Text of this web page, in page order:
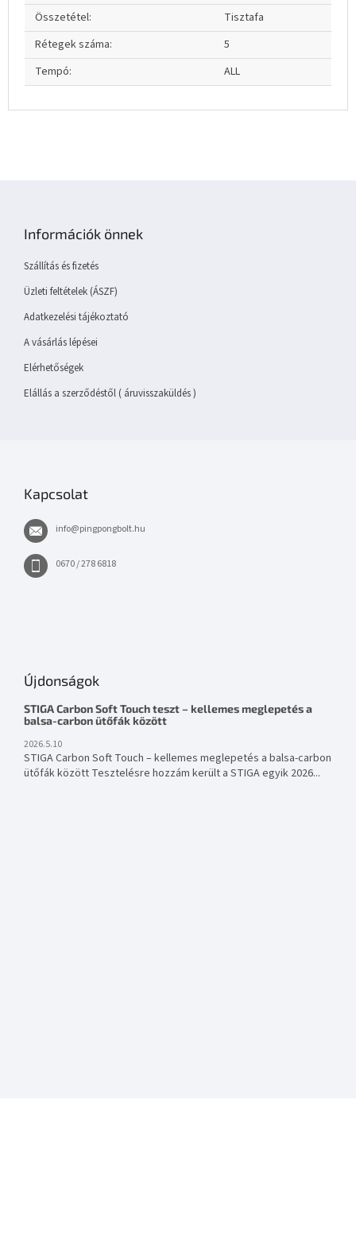
Összetétel:
Tisztafa
Rétegek száma:
5
Tempó: ALL
Információk önnek
Szállítás és fizetés
Üzleti feltételek (ÁSZF)
Adatkezelési tájékoztató
A vásárlás lépései
Elérhetőségek
Elállás a szerződéstől ( áruvisszaküldés )
Kapcsolat
info@pingpongbolt.hu
0670 / 278 6818
Újdonságok
STIGA Carbon Soft Touch teszt – kellemes meglepetés a
balsa-carbon ütőfák között
2026.5.10
STIGA Carbon Soft Touch – kellemes meglepetés a balsa-carbon
ütőfák között Tesztelésre hozzám került a STIGA egyik 2026...